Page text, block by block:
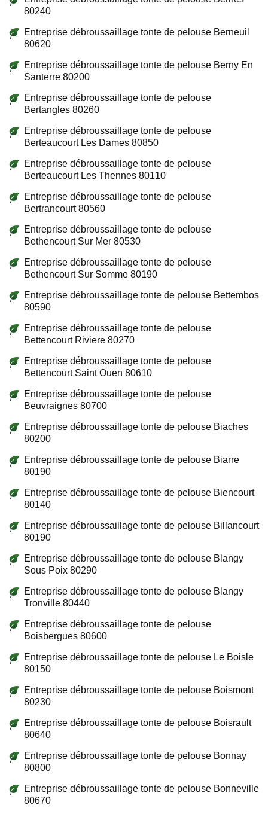
80240
Entreprise débroussaillage tonte de pelouse Berneuil
80620
Entreprise débroussaillage tonte de pelouse Berny En
Santerre 80200
Entreprise débroussaillage tonte de pelouse
Bertangles 80260
Entreprise débroussaillage tonte de pelouse
Berteaucourt Les Dames 80850
Entreprise débroussaillage tonte de pelouse
Berteaucourt Les Thennes 80110
Entreprise débroussaillage tonte de pelouse
Bertrancourt 80560
Entreprise débroussaillage tonte de pelouse
Bethencourt Sur Mer 80530
Entreprise débroussaillage tonte de pelouse
Bethencourt Sur Somme 80190
Entreprise débroussaillage tonte de pelouse Bettembos
80590
Entreprise débroussaillage tonte de pelouse
Bettencourt Riviere 80270
Entreprise débroussaillage tonte de pelouse
Bettencourt Saint Ouen 80610
Entreprise débroussaillage tonte de pelouse
Beuvraignes 80700
Entreprise débroussaillage tonte de pelouse Biaches
80200
Entreprise débroussaillage tonte de pelouse Biarre
80190
Entreprise débroussaillage tonte de pelouse Biencourt
80140
Entreprise débroussaillage tonte de pelouse Billancourt
80190
Entreprise débroussaillage tonte de pelouse Blangy
Sous Poix 80290
Entreprise débroussaillage tonte de pelouse Blangy
Tronville 80440
Entreprise débroussaillage tonte de pelouse
Boisbergues 80600
Entreprise débroussaillage tonte de pelouse Le Boisle
80150
Entreprise débroussaillage tonte de pelouse Boismont
80230
Entreprise débroussaillage tonte de pelouse Boisrault
80640
Entreprise débroussaillage tonte de pelouse Bonnay
80800
Entreprise débroussaillage tonte de pelouse Bonneville
80670